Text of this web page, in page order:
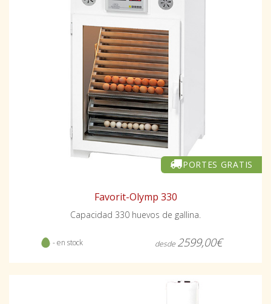
PORTES GRATIS
Favorit-Olymp 330
Capacidad 330 huevos de gallina.
- en stock desde 2599,00€